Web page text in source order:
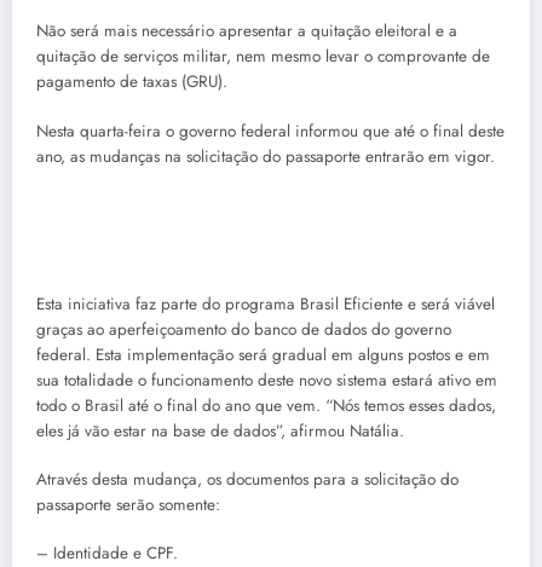
Não será mais necessário apresentar a quitação eleitoral e a
quitação de serviços militar, nem mesmo levar o comprovante de
pagamento de taxas (GRU).
Nesta quarta-feira o governo federal informou que até o final deste
ano, as mudanças na solicitação do passaporte entrarão em vigor.
Esta iniciativa faz parte do programa Brasil Eficiente e será viável
graças ao aperfeiçoamento do banco de dados do governo
federal. Esta implementação será gradual em alguns postos e em
sua totalidade o funcionamento deste novo sistema estará ativo em
todo o Brasil até o final do ano que vem. “Nós temos esses dados,
eles já vão estar na base de dados”, afirmou Natália.
Através desta mudança, os documentos para a solicitação do
passaporte serão somente:
– Identidade e CPF.